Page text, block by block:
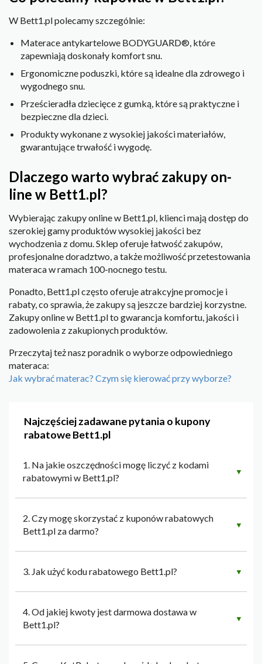
W Bett1.pl polecamy szczególnie:
Materace antykartelowe BODYGUARD®, które
zapewniają doskonały komfort snu.
Ergonomiczne poduszki, które są idealne dla zdrowego i
wygodnego snu.
Prześcieradła dziecięce z gumką, które są praktyczne i
bezpieczne dla dzieci.
Produkty wykonane z wysokiej jakości materiałów,
gwarantujące trwałość i wygodę.
Dlaczego warto wybrać zakupy on-
line w Bett1.pl?
Wybierając zakupy online w Bett1.pl, klienci mają dostęp do
szerokiej gamy produktów wysokiej jakości bez
wychodzenia z domu. Sklep oferuje łatwość zakupów,
profesjonalne doradztwo, a także możliwość przetestowania
materaca w ramach 100-nocnego testu.
Ponadto, Bett1.pl często oferuje atrakcyjne promocje i
rabaty, co sprawia, że zakupy są jeszcze bardziej korzystne.
Zakupy online w Bett1.pl to gwarancja komfortu, jakości i
zadowolenia z zakupionych produktów.
Przeczytaj też nasz poradnik o wyborze odpowiedniego
materaca:
Jak wybrać materac? Czym się kierować przy wyborze?
Najczęściej zadawane pytania o kupony
rabatowe Bett1.pl
1. Na jakie oszczędności mogę liczyć z kodami
rabatowymi w Bett1.pl?
▼
2. Czy mogę skorzystać z kuponów rabatowych
Bett1.pl za darmo?
▼
3. Jak użyć kodu rabatowego Bett1.pl? ▼
4. Od jakiej kwoty jest darmowa dostawa w
Bett1.pl?
▼